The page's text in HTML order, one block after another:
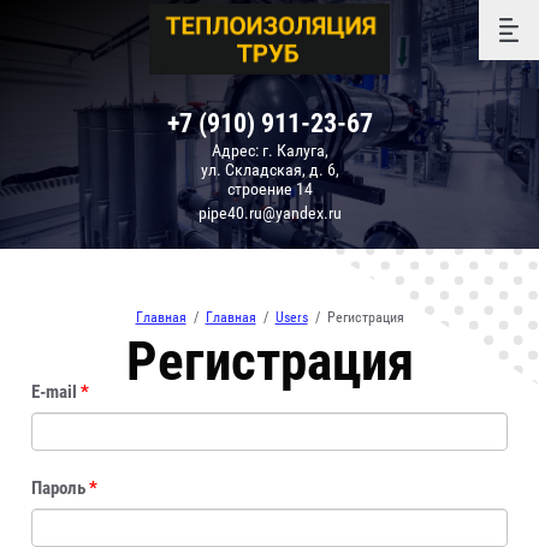
+7 (910) 911-23-67
Адрес: г. Калуга,
ул. Складская, д. 6,
строение 14
pipe40.ru@yandex.ru
Главная / Главная / Users / Регистрация
Регистрация
E-mail *
Пароль*